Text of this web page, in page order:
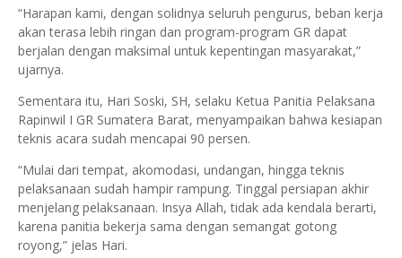
“Harapan kami, dengan solidnya seluruh pengurus, beban kerja
akan terasa lebih ringan dan program-program GR dapat
berjalan dengan maksimal untuk kepentingan masyarakat,”
ujarnya.
Sementara itu, Hari Soski, SH, selaku Ketua Panitia Pelaksana
Rapinwil I GR Sumatera Barat, menyampaikan bahwa kesiapan
teknis acara sudah mencapai 90 persen.
“Mulai dari tempat, akomodasi, undangan, hingga teknis
pelaksanaan sudah hampir rampung. Tinggal persiapan akhir
menjelang pelaksanaan. Insya Allah, tidak ada kendala berarti,
karena panitia bekerja sama dengan semangat gotong
royong,” jelas Hari.